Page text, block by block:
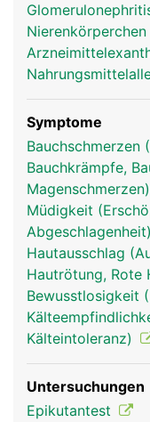
Nierenkörperchen
Symptome
Bauchschmerzen
Bauchkrämpfe,
Magenschmerzen)
Müdigkeit
Abgeschlagenheit)
Hautausschlag
Hautrötung, Rote
Bewusstlosigkeit
Kälteintoleranz)
Untersuchungen
Epikutantest